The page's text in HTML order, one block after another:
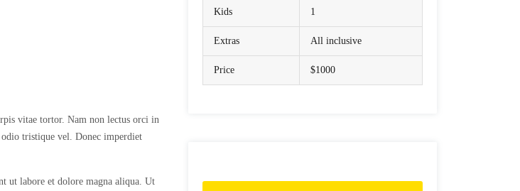
vitae tortor. Nam non lectus orci in
tristique vel. Donec imperdiet
ut labore et dolore magna aliqua. Ut
Kids 1
Extras All inclusive
Price $1000